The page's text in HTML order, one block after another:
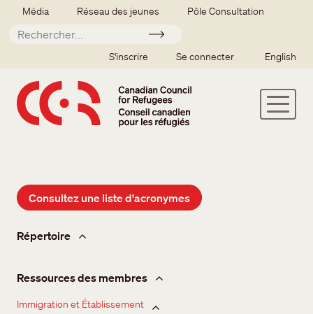
Aller au contenu principal
Secondary menu
Média Réseau des jeunes Pôle Consultation
Soumettre
SSO user menu
S'inscrire Se connecter English
Consultez une liste d'acronymes
Répertoire
Ressources des membres
Immigration et Établissement